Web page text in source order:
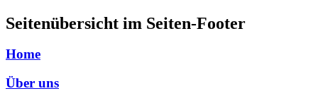
Seitenübersicht im Seiten-Footer
Home
Über uns